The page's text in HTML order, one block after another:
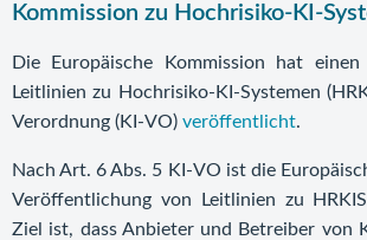
Kommission zu Hochrisiko-KI-
Die Europäische Kommission hat
Leitlinien zu Hochrisiko-KI-Systemen
Verordnung (KI-VO) veröffentlicht.
Nach Art. 6 Abs. 5 KI-VO ist die
Veröffentlichung von Leitlinien zu
Ziel ist, dass Anbieter und Betreiber von